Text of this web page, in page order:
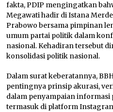
fakta, PDIP mengingatkan
Megawati hadir di Istana
Prabowo bersama pimpinan
umum partai politik dalam
nasional. Kehadiran tersebut
konsolidasi politik nasional.
Dalam surat keberatannya,
pentingnya prinsip akurasi,
dalam penyampaian
termasuk di platform